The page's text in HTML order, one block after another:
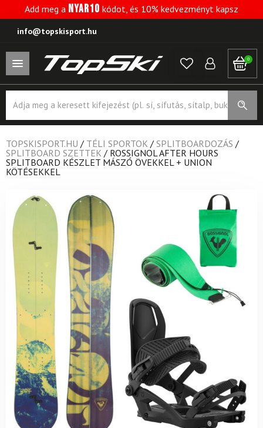
Add meg a NYAR10 kódot, és 10% kedvezményt kapsz
info@topskisport.hu
0
search
TOPSKISPORT.HU / TÉLI SPORTOK / SPLITBOARDOZÁS /
SPLITBOARD SZETTEK / ROSSIGNOL AFTER HOURS
SPLITBOARD KÉSZLET MÁSZÓ ÖVEKKEL + UNION
KÖTÉSEKKEL